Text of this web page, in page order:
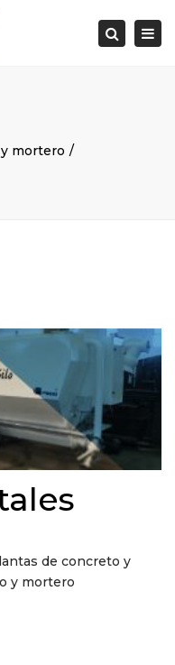
Search
mortero
de concreto y
y mortero